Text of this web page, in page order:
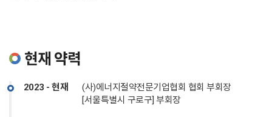
현재 약력
2023 - 현재
(사)에너지절약전문기업협회 협회 부회장
[서울특별시 구로구] 부회장